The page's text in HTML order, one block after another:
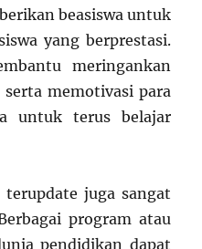
beasiswa untuk
yang berprestasi.
meringankan
memotivasi para
untuk terus belajar
juga sangat
program atau
pendidikan dapat